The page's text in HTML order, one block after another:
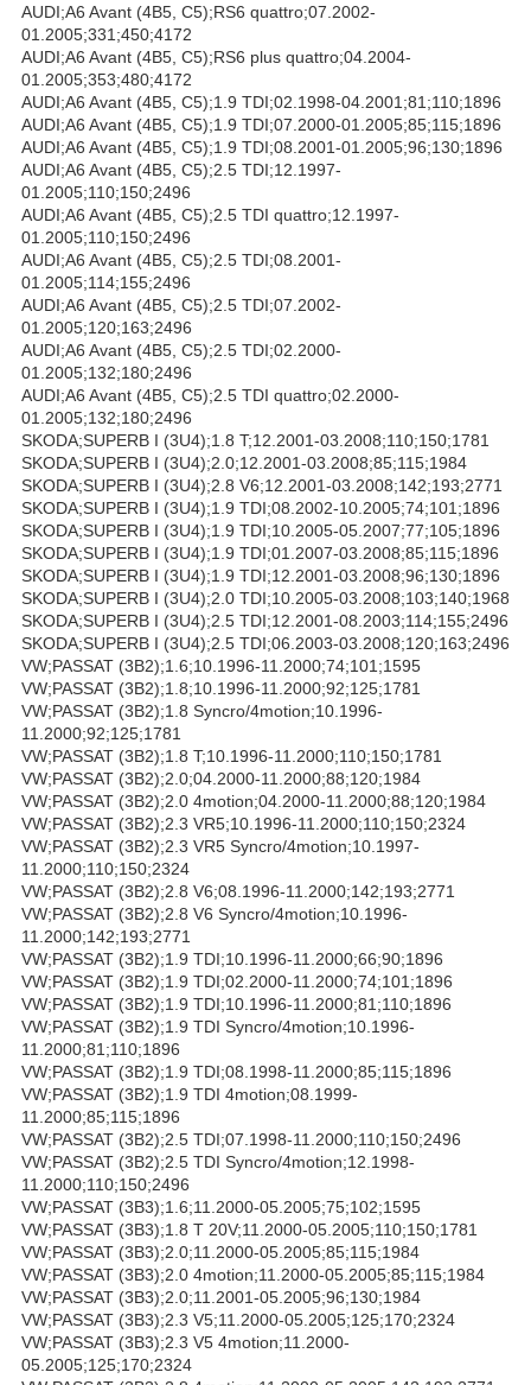
AUDI;A6 Avant (4B5, C5);RS6 quattro;07.2002-
01.2005;331;450;4172
AUDI;A6 Avant (4B5, C5);RS6 plus quattro;04.2004-
01.2005;353;480;4172
AUDI;A6 Avant (4B5, C5);1.9 TDI;02.1998-04.2001;81;110;1896
AUDI;A6 Avant (4B5, C5);1.9 TDI;07.2000-01.2005;85;115;1896
AUDI;A6 Avant (4B5, C5);1.9 TDI;08.2001-01.2005;96;130;1896
AUDI;A6 Avant (4B5, C5);2.5 TDI;12.1997-
01.2005;110;150;2496
AUDI;A6 Avant (4B5, C5);2.5 TDI quattro;12.1997-
01.2005;110;150;2496
AUDI;A6 Avant (4B5, C5);2.5 TDI;08.2001-
01.2005;114;155;2496
AUDI;A6 Avant (4B5, C5);2.5 TDI;07.2002-
01.2005;120;163;2496
AUDI;A6 Avant (4B5, C5);2.5 TDI;02.2000-
01.2005;132;180;2496
AUDI;A6 Avant (4B5, C5);2.5 TDI quattro;02.2000-
01.2005;132;180;2496
SKODA;SUPERB I (3U4);1.8 T;12.2001-03.2008;110;150;1781
SKODA;SUPERB I (3U4);2.0;12.2001-03.2008;85;115;1984
SKODA;SUPERB I (3U4);2.8 V6;12.2001-03.2008;142;193;2771
SKODA;SUPERB I (3U4);1.9 TDI;08.2002-10.2005;74;101;1896
SKODA;SUPERB I (3U4);1.9 TDI;10.2005-05.2007;77;105;1896
SKODA;SUPERB I (3U4);1.9 TDI;01.2007-03.2008;85;115;1896
SKODA;SUPERB I (3U4);1.9 TDI;12.2001-03.2008;96;130;1896
SKODA;SUPERB I (3U4);2.0 TDI;10.2005-03.2008;103;140;1968
SKODA;SUPERB I (3U4);2.5 TDI;12.2001-08.2003;114;155;2496
SKODA;SUPERB I (3U4);2.5 TDI;06.2003-03.2008;120;163;2496
VW;PASSAT (3B2);1.6;10.1996-11.2000;74;101;1595
VW;PASSAT (3B2);1.8;10.1996-11.2000;92;125;1781
VW;PASSAT (3B2);1.8 Syncro/4motion;10.1996-
11.2000;92;125;1781
VW;PASSAT (3B2);1.8 T;10.1996-11.2000;110;150;1781
VW;PASSAT (3B2);2.0;04.2000-11.2000;88;120;1984
VW;PASSAT (3B2);2.0 4motion;04.2000-11.2000;88;120;1984
VW;PASSAT (3B2);2.3 VR5;10.1996-11.2000;110;150;2324
VW;PASSAT (3B2);2.3 VR5 Syncro/4motion;10.1997-
11.2000;110;150;2324
VW;PASSAT (3B2);2.8 V6;08.1996-11.2000;142;193;2771
VW;PASSAT (3B2);2.8 V6 Syncro/4motion;10.1996-
11.2000;142;193;2771
VW;PASSAT (3B2);1.9 TDI;10.1996-11.2000;66;90;1896
VW;PASSAT (3B2);1.9 TDI;02.2000-11.2000;74;101;1896
VW;PASSAT (3B2);1.9 TDI;10.1996-11.2000;81;110;1896
VW;PASSAT (3B2);1.9 TDI Syncro/4motion;10.1996-
11.2000;81;110;1896
VW;PASSAT (3B2);1.9 TDI;08.1998-11.2000;85;115;1896
VW;PASSAT (3B2);1.9 TDI 4motion;08.1999-
11.2000;85;115;1896
VW;PASSAT (3B2);2.5 TDI;07.1998-11.2000;110;150;2496
VW;PASSAT (3B2);2.5 TDI Syncro/4motion;12.1998-
11.2000;110;150;2496
VW;PASSAT (3B3);1.6;11.2000-05.2005;75;102;1595
VW;PASSAT (3B3);1.8 T 20V;11.2000-05.2005;110;150;1781
VW;PASSAT (3B3);2.0;11.2000-05.2005;85;115;1984
VW;PASSAT (3B3);2.0 4motion;11.2000-05.2005;85;115;1984
VW;PASSAT (3B3);2.0;11.2001-05.2005;96;130;1984
VW;PASSAT (3B3);2.3 V5;11.2000-05.2005;125;170;2324
VW;PASSAT (3B3);2.3 V5 4motion;11.2000-
05.2005;125;170;2324